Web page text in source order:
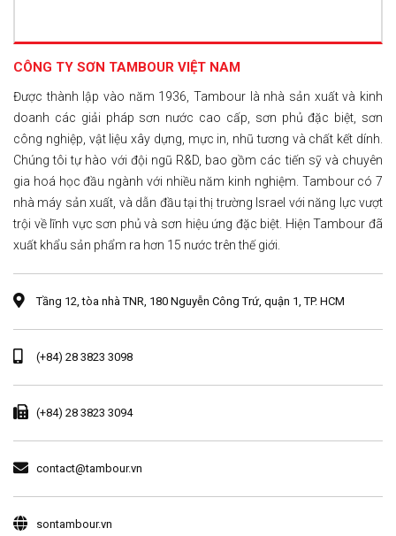
CÔNG TY SƠN TAMBOUR VIỆT NAM
Được thành lập vào năm 1936, Tambour là nhà sản xuất và kinh
doanh các giải pháp sơn nước cao cấp, sơn phủ đặc biệt, sơn
công nghiệp, vật liệu xây dựng, mực in, nhũ tương và chất kết dính.
Chúng tôi tự hào với đội ngũ R&D, bao gồm các tiến sỹ và chuyên
gia hoá học đầu ngành với nhiều năm kinh nghiệm. Tambour có 7
nhà máy sản xuất, và dẫn đầu tại thị trường Israel với năng lực vượt
trội về lĩnh vực sơn phủ và sơn hiệu ứng đặc biệt. Hiện Tambour đã
xuất khẩu sản phẩm ra hơn 15 nước trên thế giới.
Tầng 12, tòa nhà TNR, 180 Nguyễn Công Trứ, quận 1, TP. HCM
(+84) 28 3823 3098
(+84) 28 3823 3094
contact@tambour.vn
sontambour.vn